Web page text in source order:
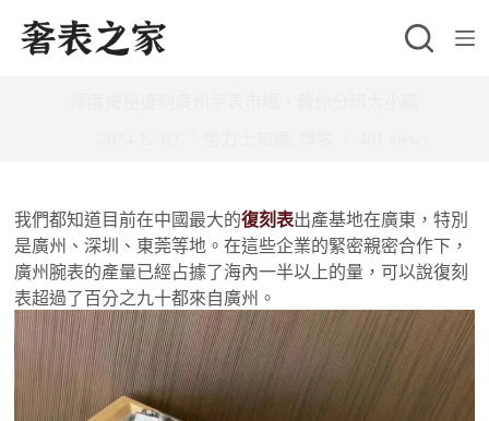
跳
至
我們都知道目前在中國最大的復刻表出產基地在廣東，特別
是廣州、深圳、東莞等地。在這些企業的緊密親密合作下，
廣州腕表的產量已經占據了海內一半以上的量，可以說復刻
表超過了百分之九十都來自廣州。